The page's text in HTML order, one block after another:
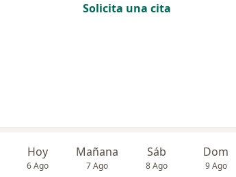
Solicita una cita
Hoy
6 Ago
Mañana
7 Ago
Sáb
8 Ago
Dom
9 Ago